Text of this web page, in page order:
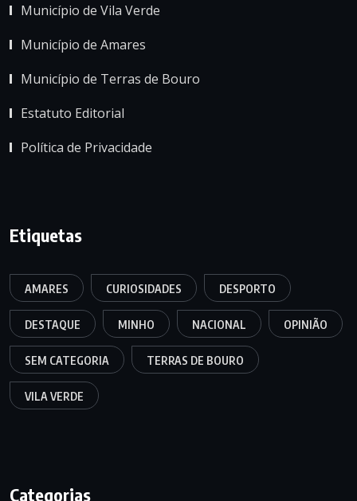
Município de Vila Verde
Município de Amares
Município de Terras de Bouro
Estatuto Editorial
Política de Privacidade
Etiquetas
AMARES CURIOSIDADES DESPORTO
DESTAQUE MINHO NACIONAL OPINIÃO
SEM CATEGORIA TERRAS DE BOURO
VILA VERDE
Categorias